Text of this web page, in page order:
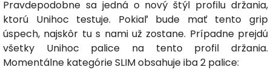
Pravdepodobne sa jedná o nový štýl profilu držania,
ktorú Unihoc testuje. Pokiaľ bude mať tento grip
úspech, najskôr tu s nami už zostane. Prípadne prejdú
všetky Unihoc palice na tento profil držania.
Momentálne kategórie SLIM obsahuje iba 2 palice: